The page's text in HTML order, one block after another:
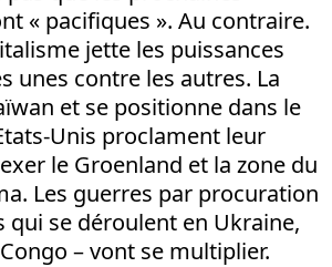
« pacifiques ». Au contraire.
jette les puissances
unes contre les autres. La
et se positionne dans le
Unis proclament leur
le Groenland et la zone du
Les guerres par procuration
qui se déroulent en Ukraine,
– vont se multiplier.